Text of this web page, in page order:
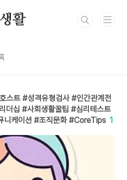
활
트 #성격유형검사 #인간관계전
더십 #사회생활꿀팁 #심리테스트
니케이션 #조직문화 #CoreTips 1